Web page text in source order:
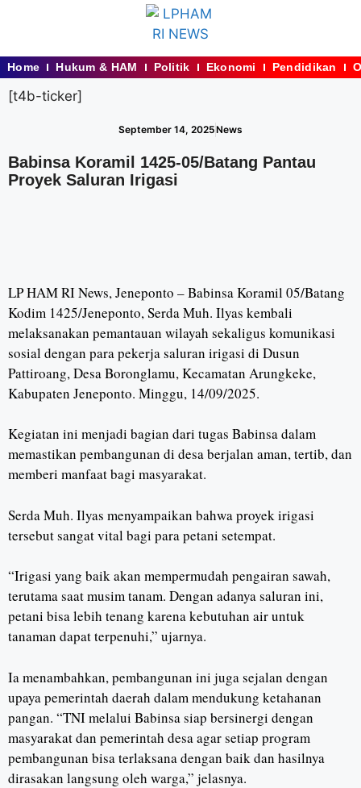
Home Hukum & HAM Politik Ekonomi Pendidikan
[t4b-ticker]
September 14, 2025News
Babinsa Koramil 1425-05/Batang Pantau
Proyek Saluran Irigasi
LP HAM RI News, Jeneponto – Babinsa Koramil 05/Batang
Kodim 1425/Jeneponto, Serda Muh. Ilyas kembali
melaksanakan pemantauan wilayah sekaligus komunikasi
sosial dengan para pekerja saluran irigasi di Dusun
Pattiroang, Desa Boronglamu, Kecamatan Arungkeke,
Kabupaten Jeneponto. Minggu, 14/09/2025.
Kegiatan ini menjadi bagian dari tugas Babinsa dalam
memastikan pembangunan di desa berjalan aman, tertib, dan
memberi manfaat bagi masyarakat.
Serda Muh. Ilyas menyampaikan bahwa proyek irigasi
tersebut sangat vital bagi para petani setempat.
“Irigasi yang baik akan mempermudah pengairan sawah,
terutama saat musim tanam. Dengan adanya saluran ini,
petani bisa lebih tenang karena kebutuhan air untuk
tanaman dapat terpenuhi,” ujarnya.
Ia menambahkan, pembangunan ini juga sejalan dengan
upaya pemerintah daerah dalam mendukung ketahanan
pangan. “TNI melalui Babinsa siap bersinergi dengan
masyarakat dan pemerintah desa agar setiap program
pembangunan bisa terlaksana dengan baik dan hasilnya
dirasakan langsung oleh warga,” jelasnya.